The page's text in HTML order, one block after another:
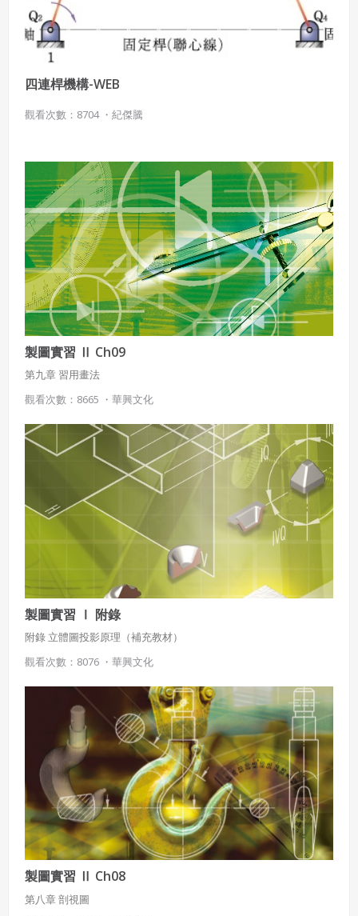
四連桿機構-WEB
觀看次數：8704 ・ 紀傑騰
製圖實習 Ⅱ Ch09
第九章 習用畫法
觀看次數：8665 ・ 華興文化
製圖實習 Ⅰ 附錄
附錄 立體圖投影原理（補充教材）
觀看次數：8076 ・ 華興文化
製圖實習 Ⅱ Ch08
第八章 剖視圖
使用 Facebook 帳號登入
使用 Google 帳號登入
使用 Facebook 帳號註冊
使用 Google 帳號註冊
緣會員有意願吉寶知識系統（本系統），經註冊本
系統表示您同意會員合約：
一、定義條款
授權內容：係指吉寶系統有限公司（吉寶系統公司）所有或
經授權使用而置放於吉寶知識系統網站或系統內之著作物。
衍生著作：係指就授權內容改作之創作。
二、會員規範